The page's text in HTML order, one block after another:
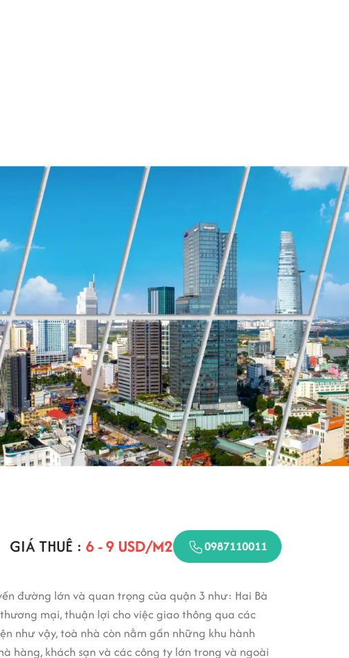
GIÁ THUÊ : 6 - 9 USD/M2 0987110011
đường lớn và quan trọng của quận 3 như: Hai Bà
mại, thuận lợi cho việc giao thông qua các
như vậy, toà nhà còn nằm gần những khu hành
hàng, khách sạn và các công ty lớn trong và ngoài